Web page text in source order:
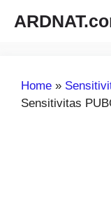
Home »
Sensitivitas